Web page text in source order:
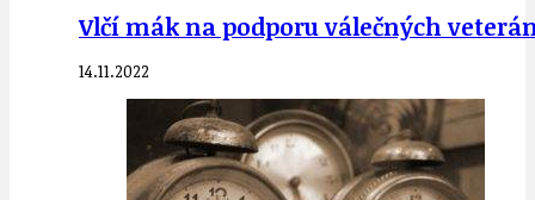
Vlčí mák na podporu válečných
14.11.2022